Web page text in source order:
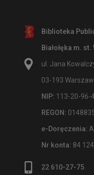
Biblioteka
Białołęka m.
ul. Jana
03-193
NIP: 113-20-96-
REGON:
e-Doręczenia:
Nr konta: 84
22 610-27-75